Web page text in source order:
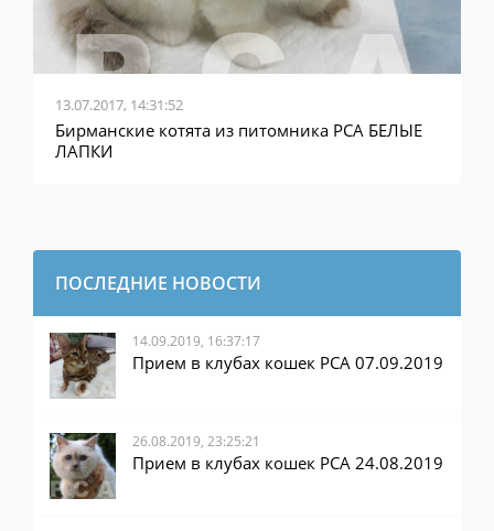
13.07.2017, 14:31:52
Бирманские котята из питомника PCA БЕЛЫЕ
ЛАПКИ
ПОСЛЕДНИЕ НОВОСТИ
14.09.2019, 16:37:17
Прием в клубах кошек PCA 07.09.2019
26.08.2019, 23:25:21
Прием в клубах кошек PCA 24.08.2019